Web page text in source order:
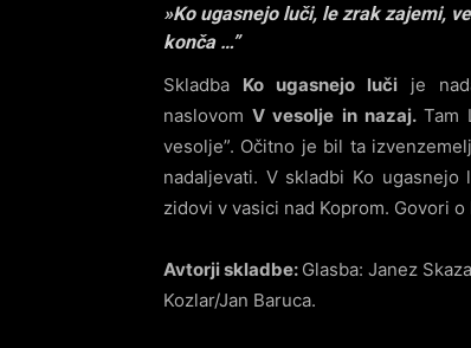
»Ko ugasnejo luči, le zrak zajemi,
konča …”
Skladba Ko ugasnejo luči je
naslovomV vesolje in nazaj.Tam
vesolje”. Očitno je bil ta
nadaljevati. V skladbi Ko
zidovi v vasici nad Koprom. Govori
Avtorji skladbe: Glasba: Janez
Kozlar/Jan Baruca.